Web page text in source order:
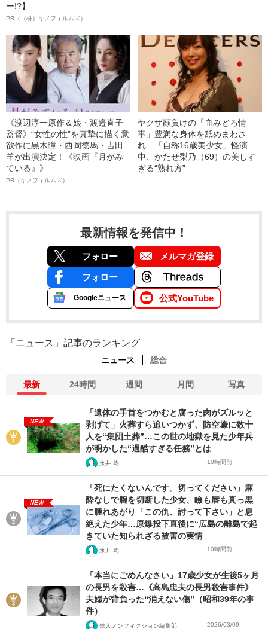
ー!?】
PR（（株）キノフィルムズ）
《渡辺淳一原作＆娘・渡邉直子
監督》“女性の性”を真摯に描く意
欲作に黒木瞳・西岡德馬・吉田
羊が出演決定！《映画『月がみ
ている』》
PR（キノフィルムズ）
ヤクザ顔負けの「血みどろ情
事」豊満な身体を舐めまわさ
れ…「自称16歳美少女」怪演
中、かたせ梨乃（69）の美しす
ぎる“熟れ方”
最新情報を発信中！
フォロー メルマガ登録
フォロー
Googleニュース 公式YouTube
「ニュース」記事のランキング
ニュース 総合
最新 24時間 週間 月間 写真
NEW
「遺体の手首をつかむと腐った肉がズルッと
剥げて」火葬すら追いつかず、防空壕に数十
人を“集団土葬”…この世の地獄を見た少年兵
が明かした“過酷すぎる任務”とは
永井 均 10時間前
NEW
「死にたくないんです。切ってください」麻
酔なしで腕を切断した少女、瞼も唇も真っ黒
に腫れあがり「この仇、討って下さい」と息
絶えた少年…原爆投下直後に“広島の離島で起
きていた知られざる被害の実情
永井 均 10時間前
「本当にごめんなさい」17歳少女が生後5ヶ月
の長男を殺害…《高島忠夫の長男殺害事件》
夫婦が背負った“消えない傷”（昭和39年の事
件）
鉄人ノンフィクション編集部 2026/03/09